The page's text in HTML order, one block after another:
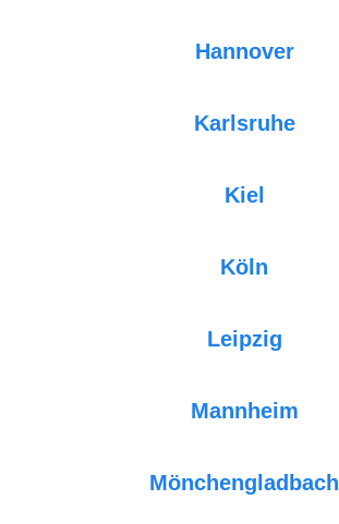
Hannover
Karlsruhe
Kiel
Köln
Leipzig
Mannheim
Mönchengladbach